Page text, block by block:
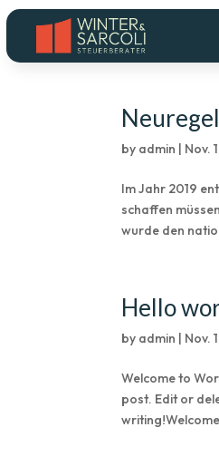
by admin | Nov.
Im Jahr 2019
schaffen
wurde den
Hello
by admin | Nov.
Welcome to
post. Edit or